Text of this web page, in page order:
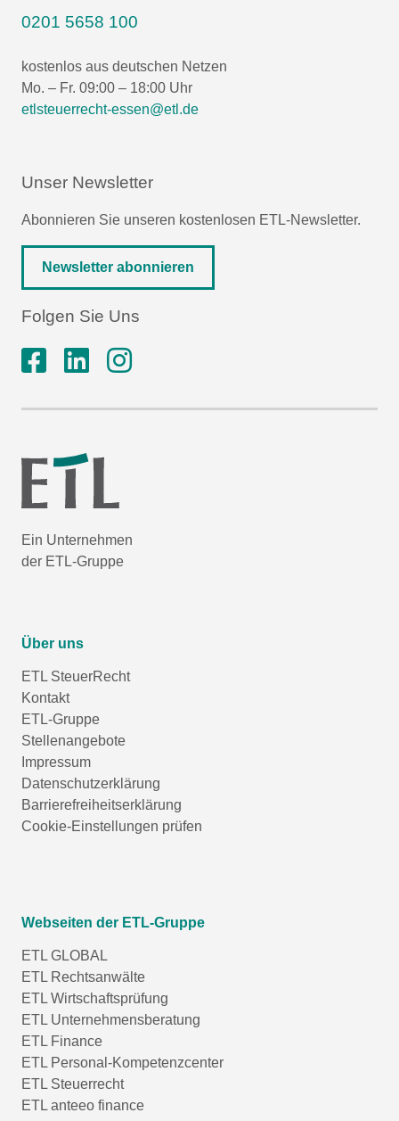
0201 5658 100
kostenlos aus deutschen Netzen
Mo. – Fr. 09:00 – 18:00 Uhr
etlsteuerrecht-essen@etl.de
Unser Newsletter
Abonnieren Sie unseren kostenlosen ETL-Newsletter.
Newsletter abonnieren
Folgen Sie Uns
Ein Unternehmen
der ETL-Gruppe
Über uns
ETL SteuerRecht
Kontakt
ETL-Gruppe
Stellenangebote
Impressum
Datenschutzerklärung
Barrierefreiheitserklärung
Cookie-Einstellungen prüfen
Webseiten der ETL-Gruppe
ETL GLOBAL
ETL Rechtsanwälte
ETL Wirtschaftsprüfung
ETL Unternehmensberatung
ETL Finance
ETL Personal-Kompetenzcenter
ETL Steuerrecht
ETL anteeo finance